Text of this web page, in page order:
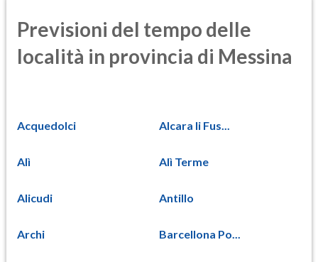
Previsioni del tempo delle
località in provincia di Messina
Acquedolci Alcara li Fus...
Alì Alì Terme
Alicudi Antillo
Archi Barcellona Po...